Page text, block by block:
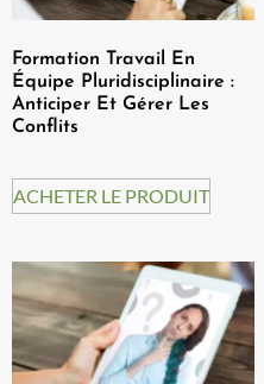
Formation Travail En
Équipe Pluridisciplinaire :
Anticiper Et Gérer Les
Conflits
ACHETER LE PRODUIT